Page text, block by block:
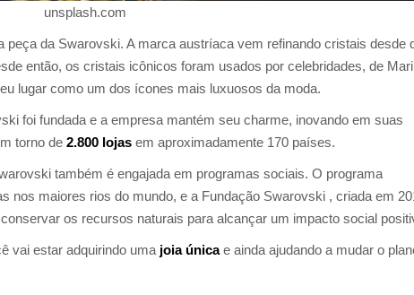
unsplash.com
peça da Swarovski. A marca austríaca vem refinando cristais desde
então, os cristais icônicos foram usados por celebridades, de
lugar como um dos ícones mais luxuosos da moda.
foi fundada e a empresa mantém seu charme, inovando em suas
torno de 2.800 lojas em aproximadamente 170 países.
também é engajada em programas sociais. O programa
nos maiores rios do mundo, e a Fundação Swarovski , criada em
os recursos naturais para alcançar um impacto social
vai estar adquirindo uma joia únicae ainda ajudando a mudar o